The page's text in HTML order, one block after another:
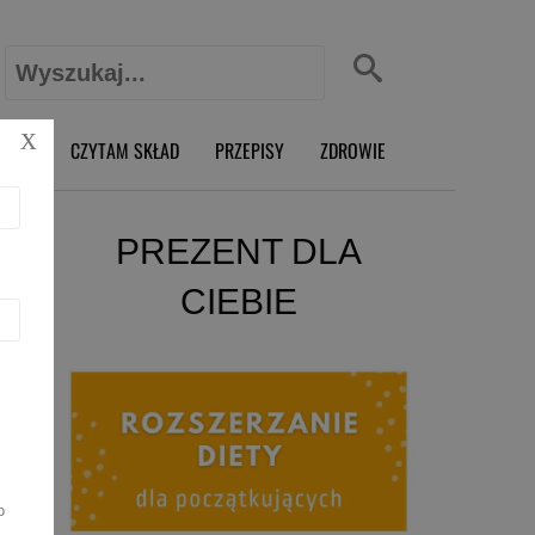
Szukaj:
RD CZYTAM SKŁAD PRZEPISY ZDROWIE
PREZENT DLA
CIEBIE
X